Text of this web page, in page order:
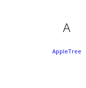
AppleTree